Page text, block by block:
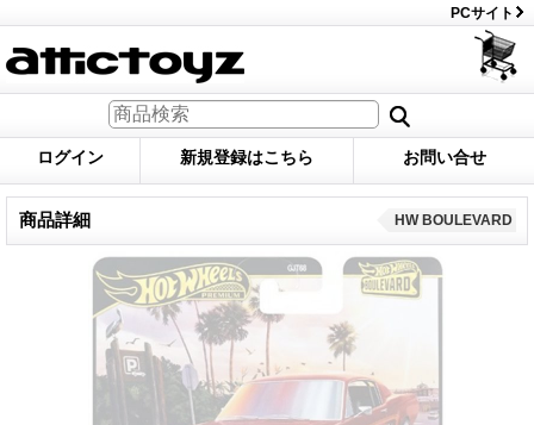
PCサイト
ログイン 新規登録はこちら お問い合せ
商品詳細 HW BOULEVARD